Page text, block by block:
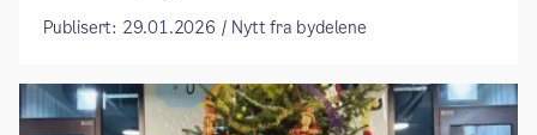
Publisert: 29.01.2026 / Nytt fra bydelene